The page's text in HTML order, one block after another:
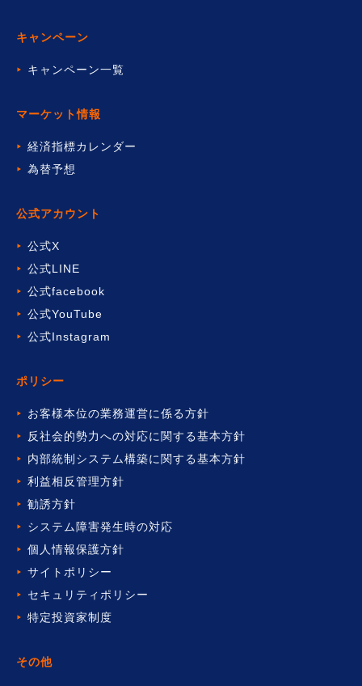
キャンペーン
キャンペーン一覧
マーケット情報
経済指標カレンダー
為替予想
公式アカウント
公式X
公式LINE
公式facebook
公式YouTube
公式Instagram
ポリシー
お客様本位の業務運営に係る方針
反社会的勢力への対応に関する基本方針
内部統制システム構築に関する基本方針
利益相反管理方針
勧誘方針
システム障害発生時の対応
個人情報保護方針
サイトポリシー
セキュリティポリシー
特定投資家制度
その他